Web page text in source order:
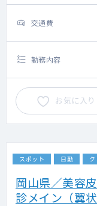
交通費
勤務内容
お気に入り
スポット 日勤
岡山県／美容
診メイン（翼